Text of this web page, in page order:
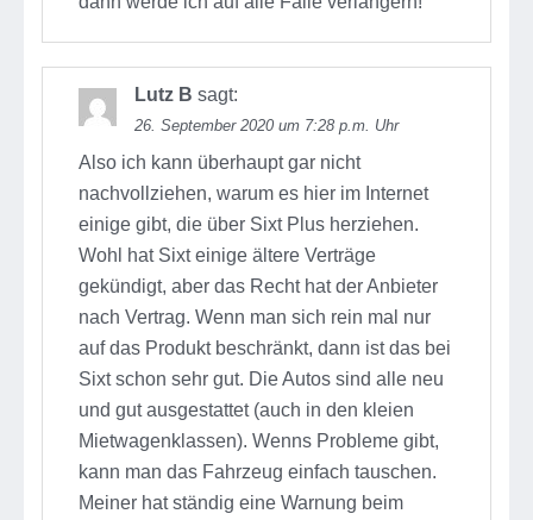
Lutz B sagt:
26. September 2020 um 7:28 p.m. Uhr
Also ich kann überhaupt gar nicht
nachvollziehen, warum es hier im Internet
einige gibt, die über Sixt Plus herziehen.
Wohl hat Sixt einige ältere Verträge
gekündigt, aber das Recht hat der Anbieter
nach Vertrag. Wenn man sich rein mal nur
auf das Produkt beschränkt, dann ist das bei
Sixt schon sehr gut. Die Autos sind alle neu
und gut ausgestattet (auch in den kleien
Mietwagenklassen). Wenns Probleme gibt,
kann man das Fahrzeug einfach tauschen.
Meiner hat ständig eine Warnung beim